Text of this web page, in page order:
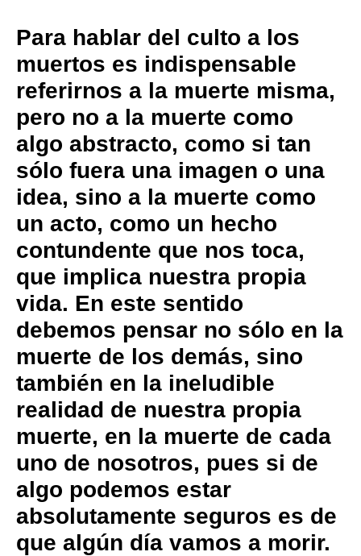
Para hablar del culto a los
muertos es indispensable
referirnos a la muerte misma,
pero no a la muerte como
algo abstracto, como si tan
sólo fuera una imagen o una
idea, sino a la muerte como
un acto, como un hecho
contundente que nos toca,
que implica nuestra propia
vida. En este sentido
debemos pensar no sólo en la
muerte de los demás, sino
también en la ineludible
realidad de nuestra propia
muerte, en la muerte de cada
uno de nosotros, pues si de
algo podemos estar
absolutamente seguros es de
que algún día vamos a morir.